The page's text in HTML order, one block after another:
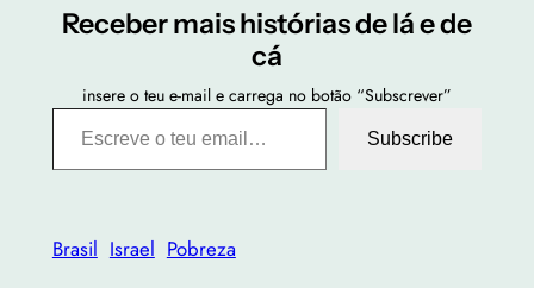
Receber mais histórias de lá e de
cá
insere o teu e-mail e carrega no botão “Subscrever”
Escreve o teu email…
Subscribe
Brasil Israel Pobreza